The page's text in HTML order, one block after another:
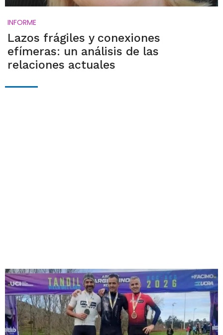
INFORME
Lazos frágiles y conexiones
efímeras: un análisis de las
relaciones actuales